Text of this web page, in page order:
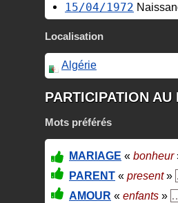
15/04/1972
Localisation
Algérie
PARTICIPATION AU
Mots préférés
MARIAGE « bonheur
PARENT « present»
AMOUR « enfants »